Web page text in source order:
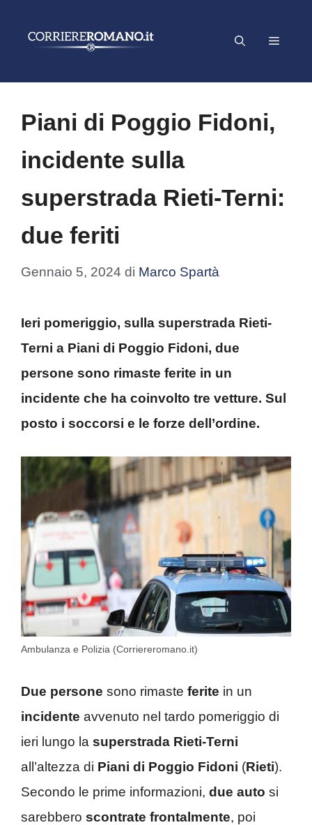
Menu
Piani di Poggio Fidoni,
incidente sulla
superstrada Rieti-Terni:
due feriti
Gennaio 5, 2024 di Marco Spartà
Ieri pomeriggio, sulla superstrada Rieti-
Terni a Piani di Poggio Fidoni, due
persone sono rimaste ferite in un
incidente che ha coinvolto tre vetture. Sul
posto i soccorsi e le forze dell’ordine.
Ambulanza e Polizia (Corriereromano.it)
Due persone sono rimaste ferite in un
incidente avvenuto nel tardo pomeriggio di
ieri lungo la superstrada Rieti-Terni
all’altezza di Piani di Poggio Fidoni (Rieti).
Secondo le prime informazioni, due auto si
sarebbero scontrate frontalmente, poi